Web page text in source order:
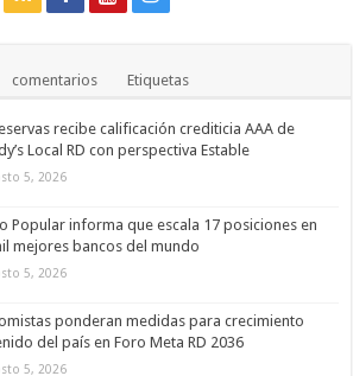
comentarios Etiquetas
recibe calificación crediticia AAA de
Local RD con perspectiva Estable
5, 2026
Popular informa que escala 17 posiciones en
mejores bancos del mundo
5, 2026
ponderan medidas para crecimiento
del país en Foro Meta RD 2036
5, 2026